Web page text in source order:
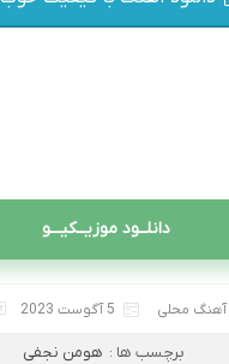
دانلــود موزیــکیـــو
آهنگ محلی 5 آگوست 2023
برچسب ها : هومن نجفی